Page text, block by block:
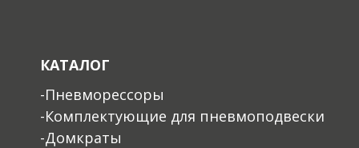
КАТАЛОГ
-Пневморессоры
-Комплектующие для пневмоподвески
-Домкраты